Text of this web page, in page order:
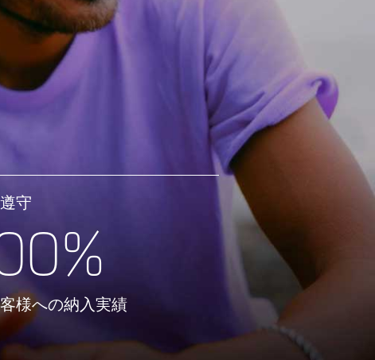
守
様への納入実績